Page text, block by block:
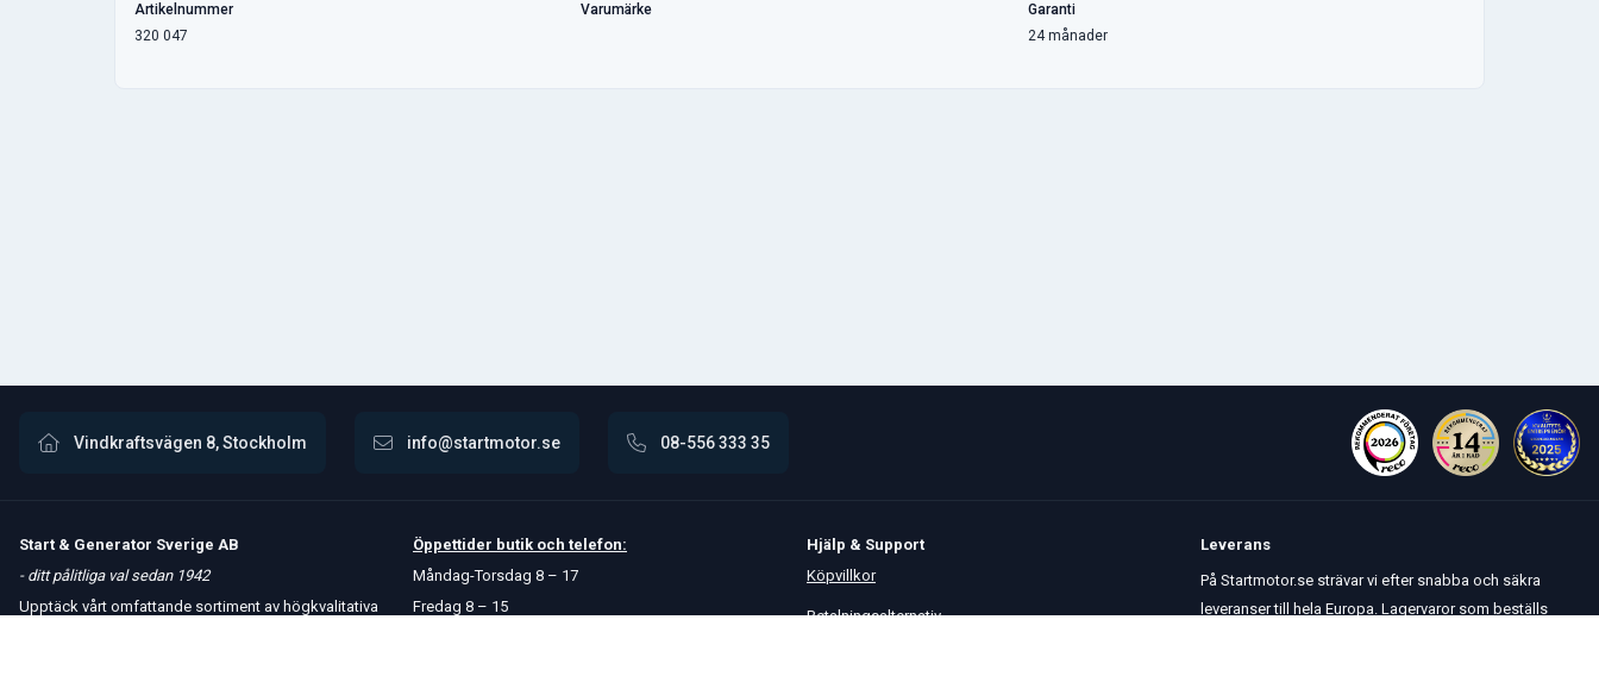
Artikelnummer
320 047
Varumärke
Garanti
24 månader
Vindkraftsvägen 8, Stockholm info@startmotor.se 08-556 333 35
Start & Generator Sverige AB
- ditt pålitliga val sedan 1942
Upptäck vårt omfattande sortiment av högkvalitativa
Öppettider butik och telefon:
Måndag-Torsdag 8 – 17
Fredag 8 – 15
Hjälp & Support
Köpvillkor
Betalningsalternativ
Leverans
På Startmotor.se strävar vi efter snabba och säkra
leveranser till hela Europa. Lagervaror som beställs